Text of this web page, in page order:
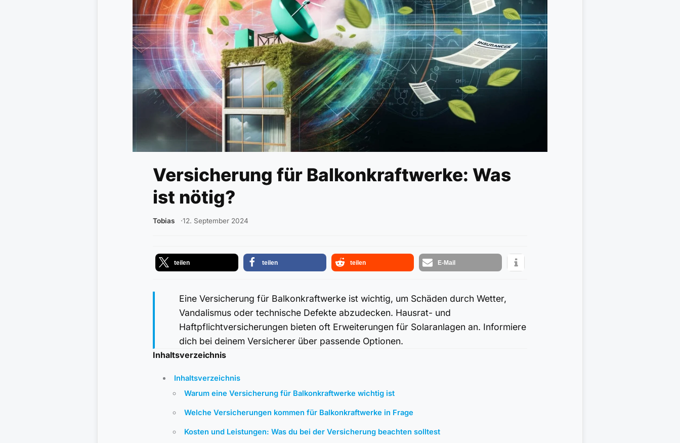
Versicherung für Balkonkraftwerke: Was
ist nötig?
Tobias 12. September 2024
teilen teilen teilen E-Mail
Eine Versicherung für Balkonkraftwerke ist wichtig, um Schäden durch Wetter,
Vandalismus oder technische Defekte abzudecken. Hausrat- und
Haftpflichtversicherungen bieten oft Erweiterungen für Solaranlagen an. Informiere
dich bei deinem Versicherer über passende Optionen.
Inhaltsverzeichnis
Inhaltsverzeichnis
Warum eine ⁢Versicherung für Balkonkraftwerke wichtig ist
Welche Versicherungen kommen für Balkonkraftwerke ‌in Frage
Kosten und Leistungen:⁢ Was du bei der ‌Versicherung beachten solltest